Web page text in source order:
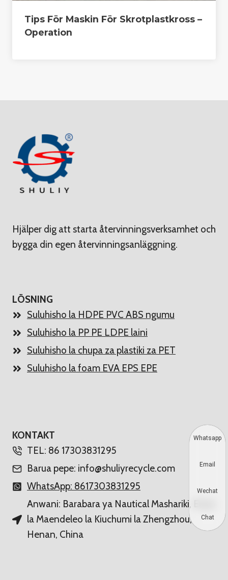
Tips För Maskin För Skrotplastkross –
Operation
Hjälper dig att starta återvinningsverksamhet och
bygga din egen återvinningsanläggning.
LÖSNING
Suluhisho la HDPE PVC ABS ngumu
Suluhisho la PP PE LDPE laini
Suluhisho la chupa za plastiki za PET
Suluhisho la foam EVA EPS EPE
KONTAKT
TEL: 86 17303831295
Barua pepe: info@shuliyrecycle.com
WhatsApp: 8617303831295
Anwani: Barabara ya Nautical Mashariki, Eneo
la Maendeleo la Kiuchumi la Zhengzhou,
Henan, China
Whatsapp
Email
Wechat
Chat